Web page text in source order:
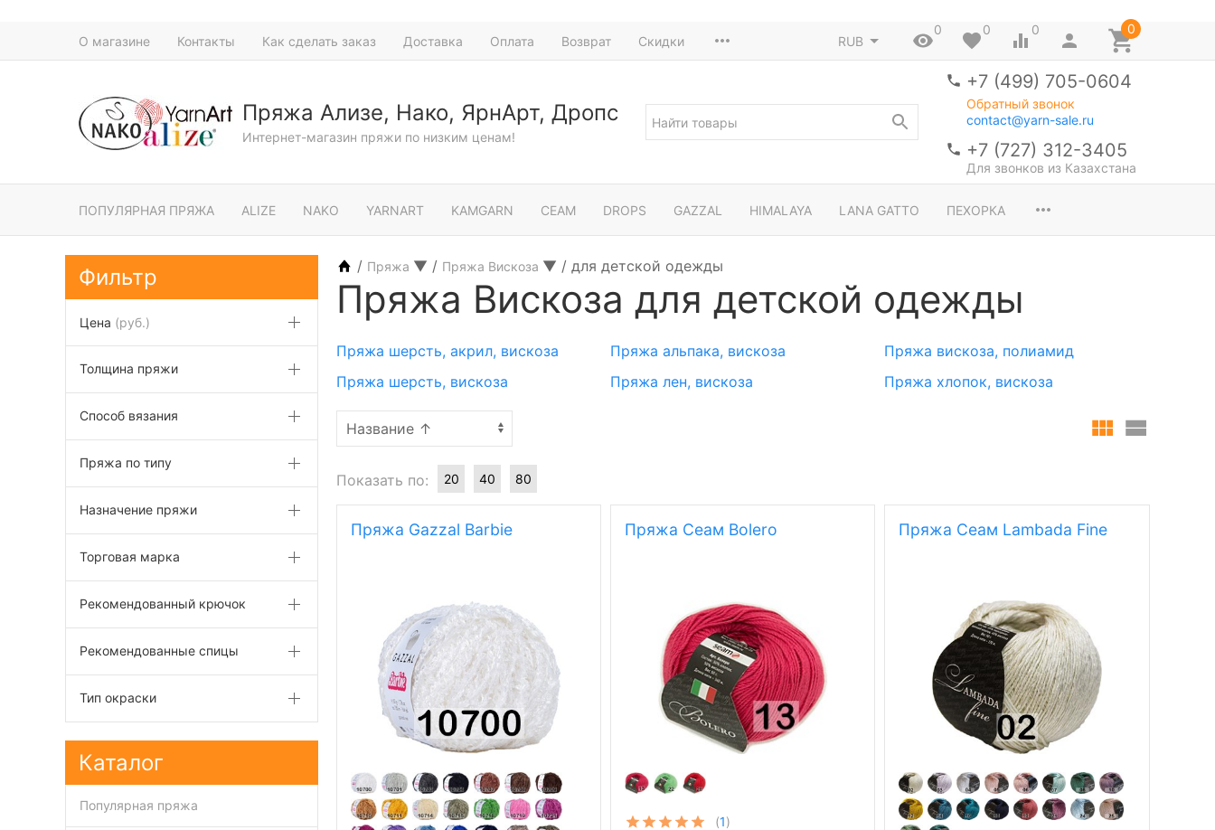
О магазине Контакты Как сделать заказ Доставка Оплата Возврат Скидки RUB
0 0 0 0
Пряжа Ализе, Нако, ЯрнАрт, Дропс
Интернет-магазин пряжи по низким ценам!
+7 (499) 705-0604
Обратный звонок
contact@yarn-sale.ru
+7 (727) 312-3405
Для звонков из Казахстана
ПОПУЛЯРНАЯ ПРЯЖА ALIZE NAKO YARNART KAMGARN СЕАМ DROPS GAZZAL HIMALAYA LANA GATTO ПЕХОРКА
/ Пряжа ▼ / Пряжа Вискоза ▼ / для детской одежды
Пряжа Вискоза для детской одежды
Пряжа шерсть, акрил, вискоза Пряжа альпака, вискоза
Пряжа вискоза, полиамид
Пряжа шерсть, вискоза
Пряжа лен, вискоза Пряжа хлопок, вискоза
Показать по: 20 40 80
Пряжа Gazzal Barbie Пряжа Сеам Bolero
(1)
Пряжа Сеам Lambada Fine
Фильтр
Цена (руб.)
Толщина пряжи
Способ вязания
Пряжа по типу
Назначение пряжи
Торговая марка
Рекомендованный крючок
Рекомендованные спицы
Тип окраски
Каталог
Популярная пряжа